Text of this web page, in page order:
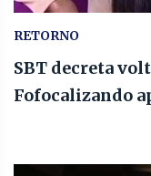
RETORNO
SBT decreta
Fofocalizando